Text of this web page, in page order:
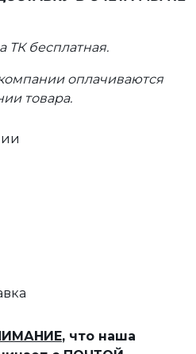
ТК бесплатная.
оплачиваются
товара.
, что наша